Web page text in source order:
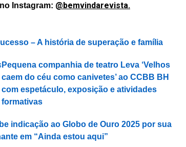
Instagram: @bemvindarevista.
– A história de superação e família
Pequena companhia de teatro Leva ‘Velhos
caem do céu como canivetes’ ao CCBB BH
com espetáculo, exposição e atividades
formativas
indicação ao Globo de Ouro 2025 por sua
em “Ainda estou aqui”